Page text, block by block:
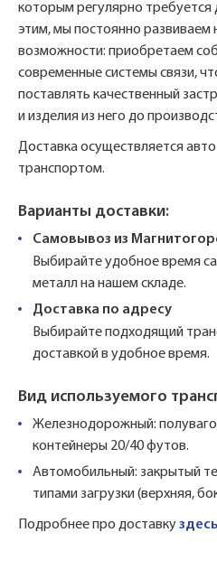
которым регулярно требуется
этим, мы постоянно развиваем
возможности: приобретаем
современные системы связи,
поставлять качественный
и изделия из него до
Доставка осуществляется
транспортом.
Варианты доставки:
Самовывоз из
Выбирайте удобное время
металл на нашем складе.
Доставка по адресу
Выбирайте подходящий
доставкой в удобное время.
Вид используемого
Железнодорожный:
контейнеры 20/40 футов.
Автомобильный: закрытый
типами загрузки (верхняя,
Подробнее про доставкуздесь
Телефон
Быстрый
Ваша заявка
нами в
Ваш заказ будет
Ссылка для
регистрации
вами почтовый
ссылке
автоматически
автоматически